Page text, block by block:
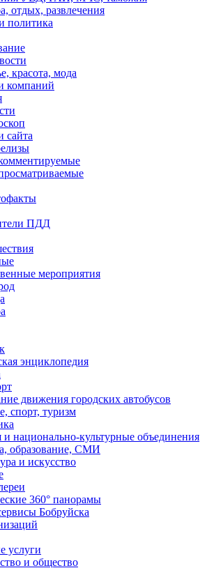
отдых, развлечения
политика
красота, мода
компаний
сайта
ПДД
мероприятия
энциклопедия
движения городских автобусов
спорт, туризм
и национально-культурные объединения
образование, СМИ
и искусство
360° панорамы
Бобруйска
услуги
и общество